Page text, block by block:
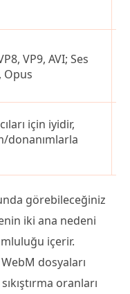
VP9, AVI; Ses
Opus
için iyidir,
donanımlarla
görebileceğiniz
iki ana nedeni
içerir.
dosyaları
oranları